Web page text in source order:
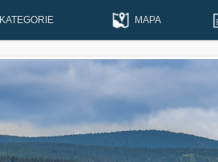
KATEGORIE MAPA